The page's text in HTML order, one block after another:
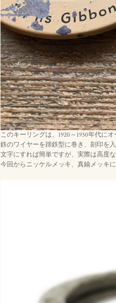
このキーリングは、1920～1930年代に
鉄のワイヤーを蹄鉄型に巻き、刻印を
文字にすれば簡単ですが、実際は高度
今回からニッケルメッキ、真鍮メッキ